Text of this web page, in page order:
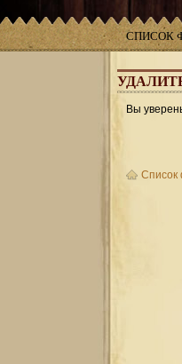
СПИСОК
Вы
Список